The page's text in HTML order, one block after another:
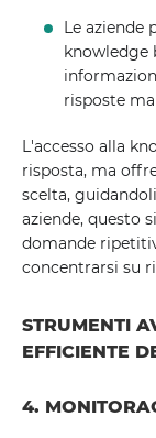
Le aziende
knowledge
risposte
L'accesso alla
risposta, ma
scelta,
aziende, questo
domande
concentrarsi su
STRUMENTI
EFFICIENTE
4.